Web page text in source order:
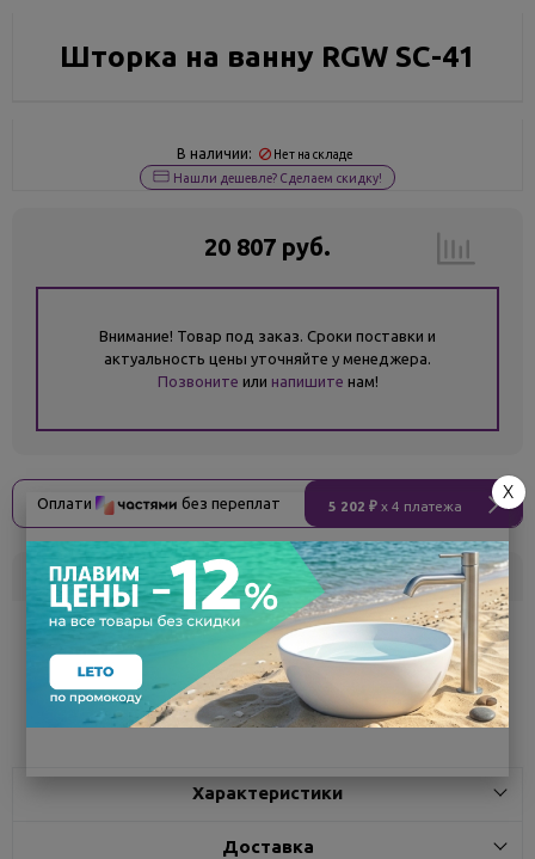
Шторка на ванну RGW SC-41
В наличии: Нет на складе
Нашли дешевле? Сделаем скидку!
20 807 руб.
Внимание! Товар под заказ. Сроки поставки и
актуальность цены уточняйте у менеджера.
Позвоните или напишите нам!
Оплати без переплат 5 202 ₽ x 4 платежа
Склад Кол-во Срок поставки
Белгород под заказ 7 - 14 дней
Поделиться
Характеристики
Доставка
X